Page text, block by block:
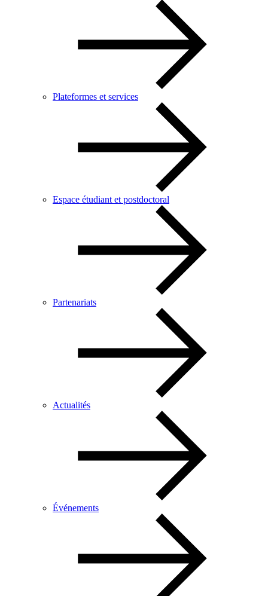
Plateformes et services
Espace étudiant et postdoctoral
Partenariats
Actualités
Événements